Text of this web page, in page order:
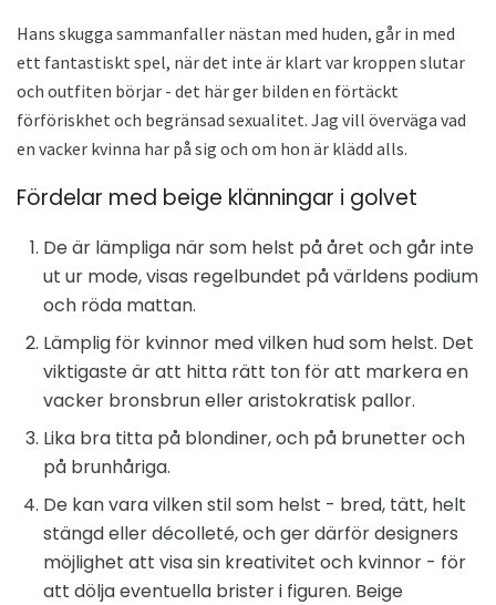
Hans skugga sammanfaller nästan med huden, går in med
ett fantastiskt spel, när det inte är klart var kroppen slutar
och outfiten börjar - det här ger bilden en förtäckt
förföriskhet och begränsad sexualitet. Jag vill överväga vad
en vacker kvinna har på sig och om hon är klädd alls.
Fördelar med beige klänningar i golvet
De är lämpliga när som helst på året och går inte
ut ur mode, visas regelbundet på världens podium
och röda mattan.
Lämplig för kvinnor med vilken hud som helst. Det
viktigaste är att hitta rätt ton för att markera en
vacker bronsbrun eller aristokratisk pallor.
Lika bra titta på blondiner, och på brunetter och
på brunhåriga.
De kan vara vilken stil som helst - bred, tätt, helt
stängd eller décolleté, och ger därför designers
möjlighet att visa sin kreativitet och kvinnor - för
att dölja eventuella brister i figuren. Beige